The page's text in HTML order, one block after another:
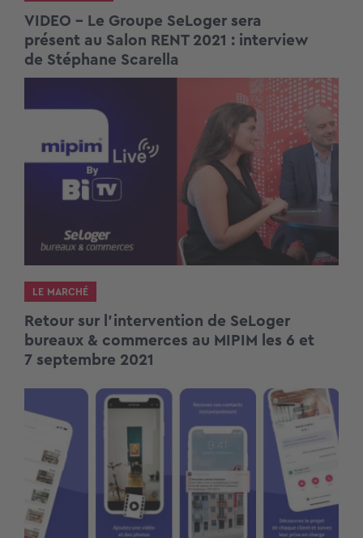
VIDEO – Le Groupe SeLoger sera
présent au Salon RENT 2021 : interview
de Stéphane Scarella
LE MARCHÉ
Retour sur l’intervention de SeLoger
bureaux & commerces au MIPIM les 6 et
7 septembre 2021